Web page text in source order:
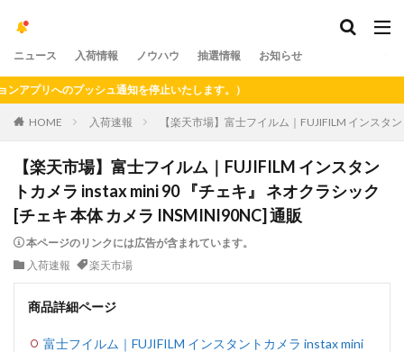
ニュース 入荷情報 ノウハウ 抽選情報 お知らせ
へのプッシュ通知を停止いたします。）
HOME 入荷速報 【楽天市場】富士フイルム｜FUJIFILM インスタ
【楽天市場】富士フイルム｜FUJIFILM インスタン
トカメラ instax mini 90 『チェキ』 ネオクラシック
[チェキ 本体 カメラ INSMINI90NC] 通販
本ページのリンクには広告が含まれています。
入荷速報
楽天市場
商品詳細ページ
富士フイルム｜FUJIFILM インスタントカメラ instax mini